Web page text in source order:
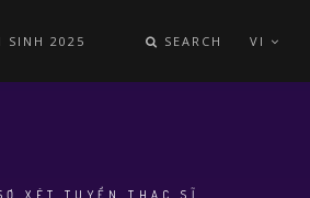
SINH 2025 SEARCH VI
XÉT TUYỂN THẠC SĨ